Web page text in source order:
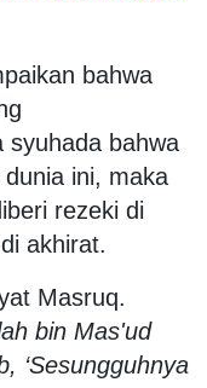
bahwa
syuhada bahwa
ini, maka
rezeki di
akhirat.
Masruq.
bin Mas'ud
‘Sesungguhnya